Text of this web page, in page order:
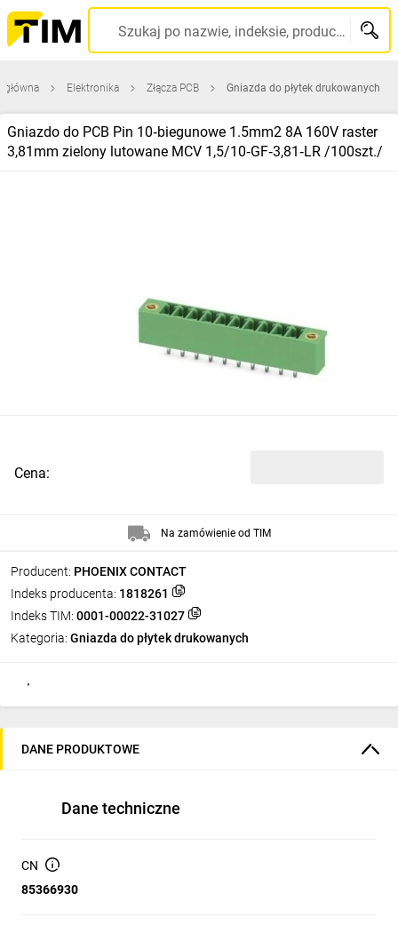
Szukaj po nazwie, indeksie, producencie, kodzie kreskowym...
główna Elektronika Złącza PCB Gniazda do płytek drukowanych
Gniazdo do PCB Pin 10‑biegunowe 1.5mm2 8A 160V raster
3,81mm zielony lutowane MCV 1,5/10‑GF‑3,81‑LR /100szt./
Producent: PHOENIX CONTACT
Indeks producenta: 1818261
Indeks TIM: 0001-00022-31027
Kategoria: Gniazda do płytek drukowanych
Cena:
Na zamówienie od TIM
DANE PRODUKTOWE
Dane techniczne
CN
85366930